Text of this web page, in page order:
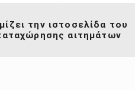
την ιστοσελίδα του
αιτημάτων